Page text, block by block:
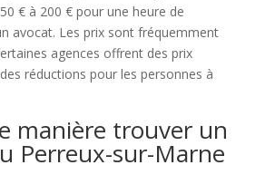
€ à 200 € pour une heure de
avocat. Les prix sont fréquemment
agences offrent des prix
réductions pour les personnes à
manière trouver un
Perreux-sur-Marne